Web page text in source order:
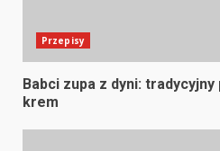
Przepisy
Babci zupa z dyni:
krem